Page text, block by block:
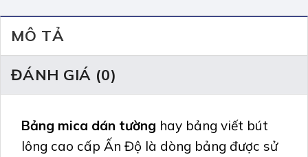
MÔ TẢ
ĐÁNH GIÁ (0)
Bảng mica dán tường hay bảng viết bút
lông cao cấp Ấn Độ là dòng bảng được sử